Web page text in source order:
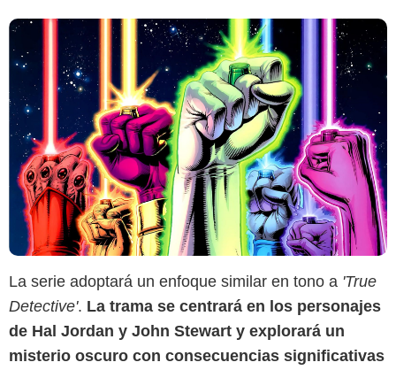
La serie adoptará un enfoque similar en tono a 'True
Detective'. La trama se centrará en los personajes
de Hal Jordan y John Stewart y explorará un
misterio oscuro con consecuencias significativas